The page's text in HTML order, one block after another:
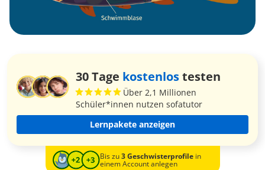
30 Tage kostenlostesten
Über 2,1 Millionen
Schüler*innen nutzen sofatutor
Lernpakete anzeigen
Bis zu3 Geschwisterprofilein
einem Account anlegen